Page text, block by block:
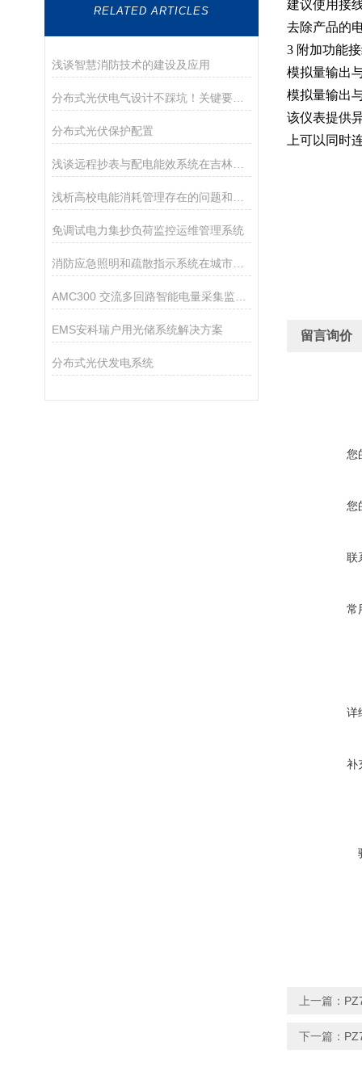
RELATED ARTICLES
浅谈智慧消防技术的建设及应用
分布式光伏电气设计不踩坑！关键要点及运维管理解决方案
分布式光伏保护配置
浅谈远程抄表与配电能效系统在吉林大学学生公寓的研究与应用
免调试电力集抄负荷监控运维管理系统
EMS安科瑞户用光储系统解决方案
分布式光伏发电系统
建议使用接
去除产品的
3 附加功能
模拟量输出
模拟量输出
该仪表提供
上可以同时
留言询价
您
您
联
常
详
补
上一篇：
下一篇：